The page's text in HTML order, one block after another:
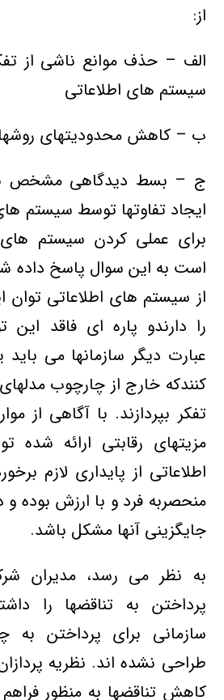
از:
الف – حذف موانع ناشی از
سیستم های اطلاعاتی
ب – کاهش محدودیتهای
ج – بسط دیدگاهی مشخص
ایجاد تفاوتها توسط سیستم
برای عملی کردن سیستم
است به این سوال پاسخ داده
از سیستم های اطلاعاتی توان
را دارندو پاره ای فاقد این
عبارت دیگر سازمانها می
کنندکه خارج از چارچوب
تفکر بپردازند. با آگاهی از
مزیتهای رقابتی ارائه
اطلاعاتی از پایداری لازم
منحصربه فرد و با ارزش بوده
جایگزینی آنها مشکل باشد.
به نظر می رسد، مدیران
پرداختن به تناقضها را
سازمانی برای پرداختن به
طراحی نشده اند. نظریه
کاهش تناقضها به منظور